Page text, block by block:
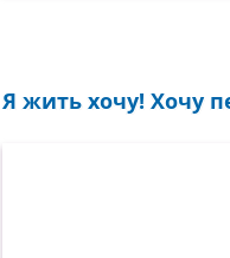
Но
Я жить хочу! Хочу